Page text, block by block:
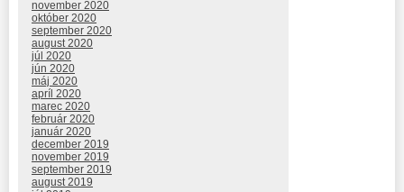
november 2020
október 2020
september 2020
august 2020
júl 2020
jún 2020
máj 2020
apríl 2020
marec 2020
február 2020
január 2020
december 2019
november 2019
september 2019
august 2019